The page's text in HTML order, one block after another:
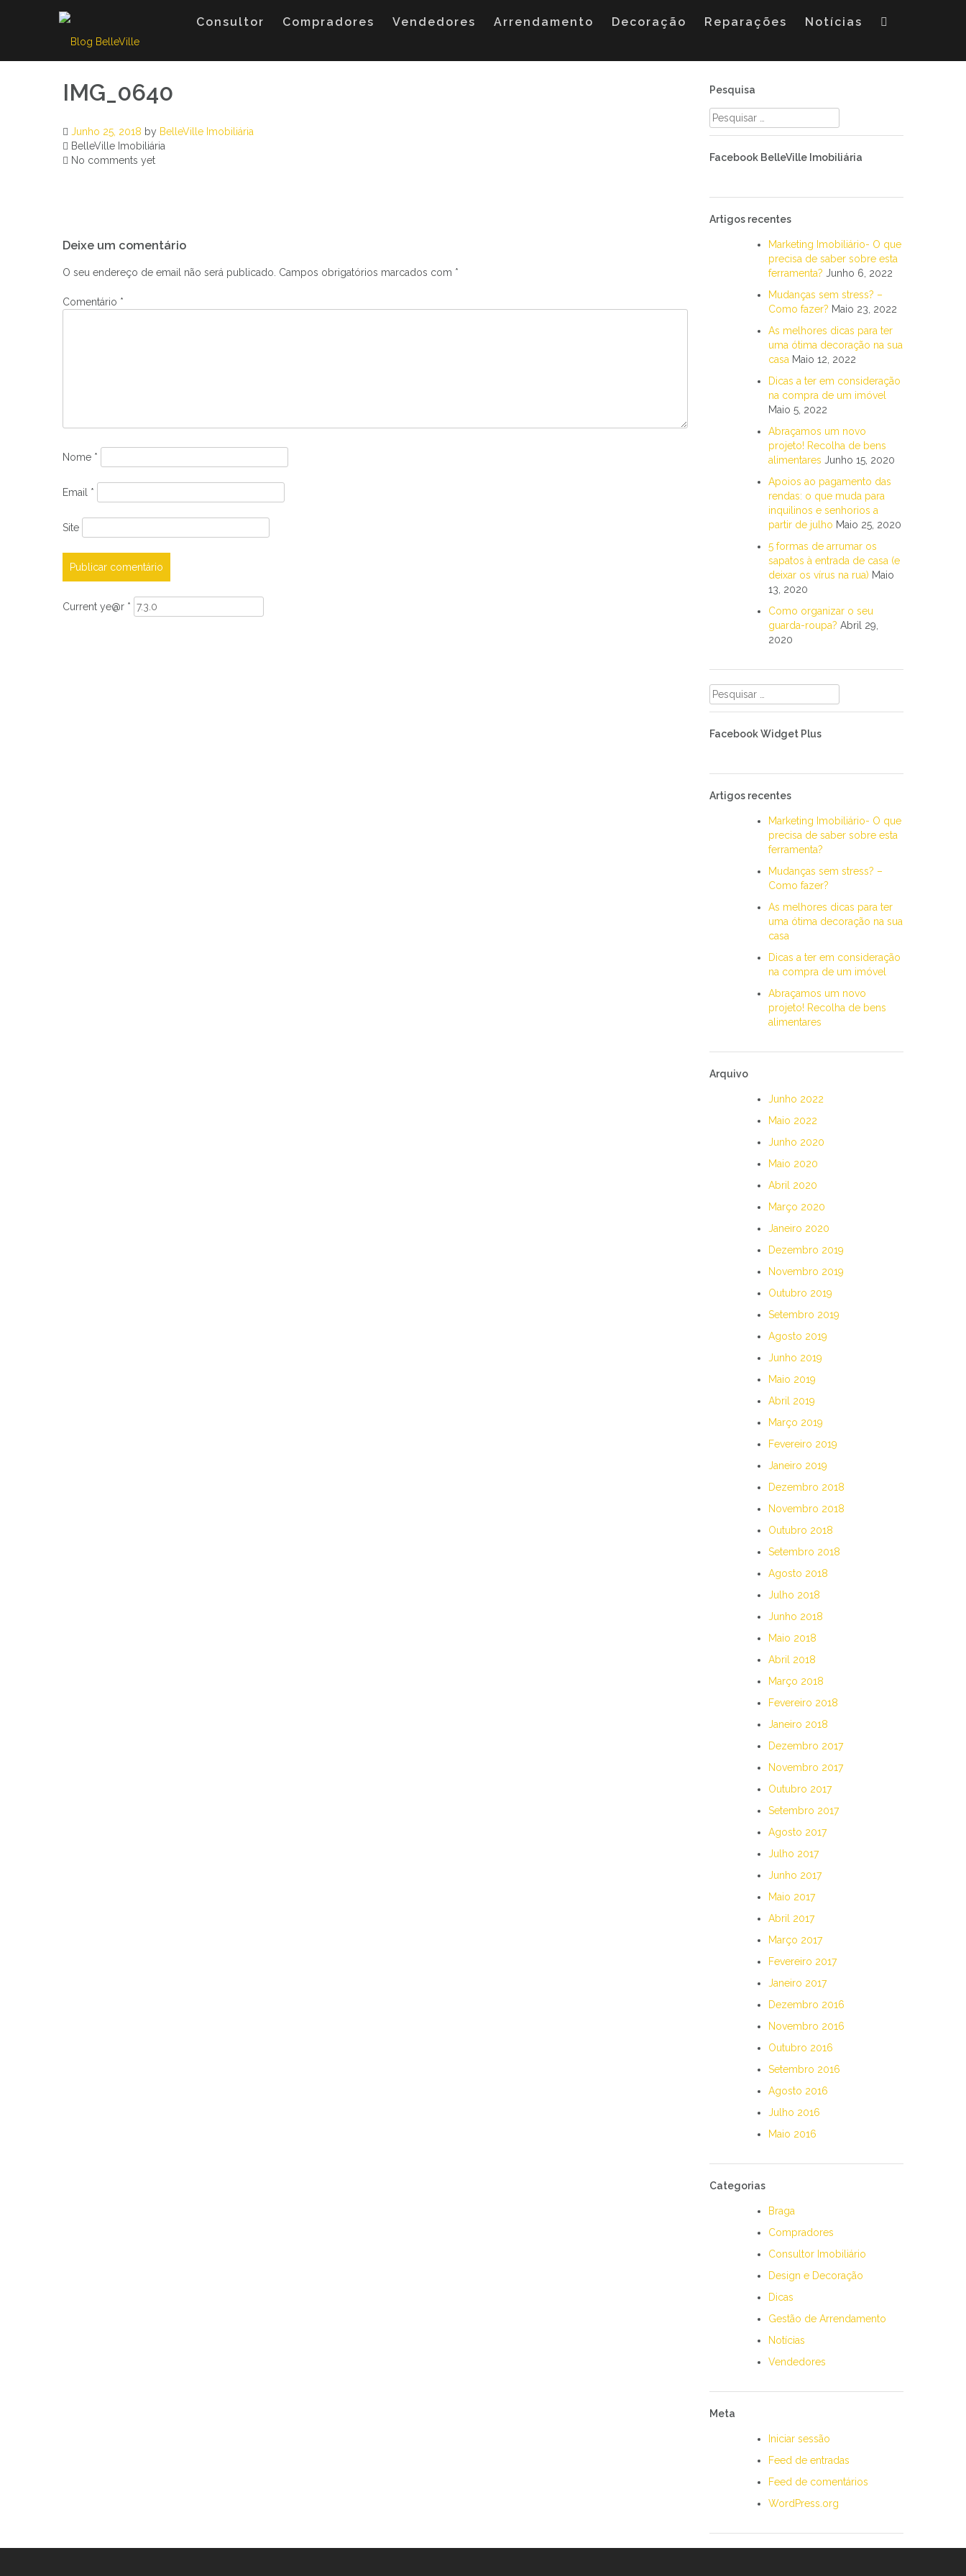
Consultor Compradores Vendedores Arrendamento Decoração Reparações Notícias
IMG_0640
Junho 25, 2018 by BelleVille Imobiliária
BelleVille Imobiliária
No comments yet
de
artigos
Deixe um comentário
O seu endereço de email não será publicado. Campos obrigatórios marcados com *
Comentário *
Nome *
Email *
Site
Current ye@r *
Pesquisa
Pesquisar
por:
Facebook BelleVille Imobiliária
Artigos recentes
Marketing Imobiliário- O que
precisa de saber sobre esta
ferramenta? Junho 6, 2022
Mudanças sem stress? –
Como fazer? Maio 23, 2022
As melhores dicas para ter
uma ótima decoração na sua
casa Maio 12, 2022
Dicas a ter em consideração
na compra de um imóvel
Maio 5, 2022
Abraçamos um novo
projeto! Recolha de bens
alimentares Junho 15, 2020
Apoios ao pagamento das
rendas: o que muda para
inquilinos e senhorios a
partir de julho Maio 25, 2020
5 formas de arrumar os
sapatos à entrada de casa (e
deixar os vírus na rua) Maio
13, 2020
Como organizar o seu
guarda-roupa? Abril 29,
2020
Pesquisar
por:
Facebook Widget Plus
Artigos recentes
Marketing Imobiliário- O que
precisa de saber sobre esta
ferramenta?
Mudanças sem stress? –
Como fazer?
As melhores dicas para ter
uma ótima decoração na sua
casa
Dicas a ter em consideração
na compra de um imóvel
Abraçamos um novo
projeto! Recolha de bens
alimentares
Arquivo
Junho 2022
Maio 2022
Junho 2020
Maio 2020
Abril 2020
Março 2020
Janeiro 2020
Dezembro 2019
Novembro 2019
Outubro 2019
Setembro 2019
Agosto 2019
Junho 2019
Maio 2019
Abril 2019
Março 2019
Fevereiro 2019
Janeiro 2019
Dezembro 2018
Novembro 2018
Outubro 2018
Setembro 2018
Agosto 2018
Julho 2018
Junho 2018
Maio 2018
Abril 2018
Março 2018
Fevereiro 2018
Janeiro 2018
Dezembro 2017
Novembro 2017
Outubro 2017
Setembro 2017
Agosto 2017
Julho 2017
Junho 2017
Maio 2017
Abril 2017
Março 2017
Fevereiro 2017
Janeiro 2017
Dezembro 2016
Novembro 2016
Outubro 2016
Setembro 2016
Agosto 2016
Julho 2016
Maio 2016
Categorias
Braga
Compradores
Consultor Imobiliário
Design e Decoração
Dicas
Gestão de Arrendamento
Notícias
Vendedores
Meta
Iniciar sessão
Feed de entradas
Feed de comentários
WordPress.org